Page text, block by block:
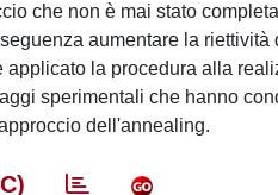
che non è mai stato
aumentare la riettività
la procedura alla
sperimentali che hanno
dell'annealing.